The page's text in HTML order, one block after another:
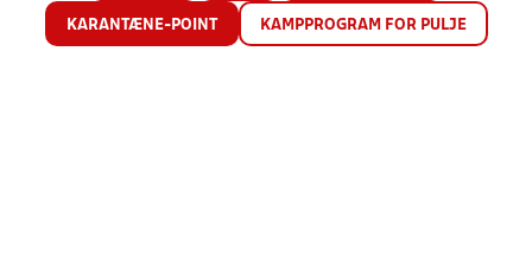
KARANTÆNE-POINT KAMPPROGRAM FOR PULJE